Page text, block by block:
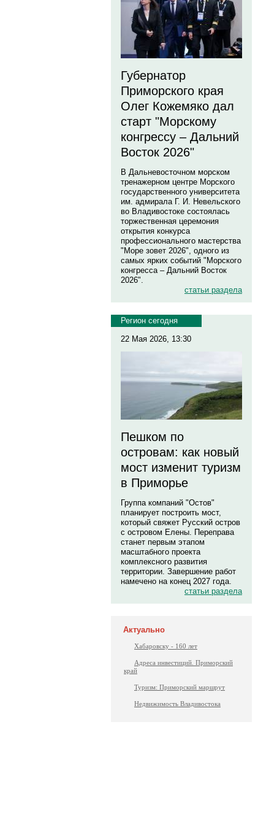
Губернатор
Приморского края
Олег Кожемяко дал
старт "Морскому
конгрессу – Дальний
Восток 2026"
В Дальневосточном морском
тренажерном центре Морского
государственного университета
им. адмирала Г. И. Невельского
во Владивостоке состоялась
торжественная церемония
открытия конкурса
профессионального мастерства
"Море зовет 2026", одного из
самых ярких событий "Морского
конгресса – Дальний Восток
2026".
статьи раздела
Регион сегодня
22 Мая 2026, 13:30
Пешком по
островам: как новый
мост изменит туризм
в Приморье
Группа компаний "Остов"
планирует построить мост,
который свяжет Русский остров
с островом Елены. Переправа
станет первым этапом
масштабного проекта
комплексного развития
территории. Завершение работ
намечено на конец 2027 года.
статьи раздела
Актуально
Хабаровску - 160 лет
Адреса инвестиций. Приморский
край
Туризм: Приморский маршрут
Недвижимость Владивостока